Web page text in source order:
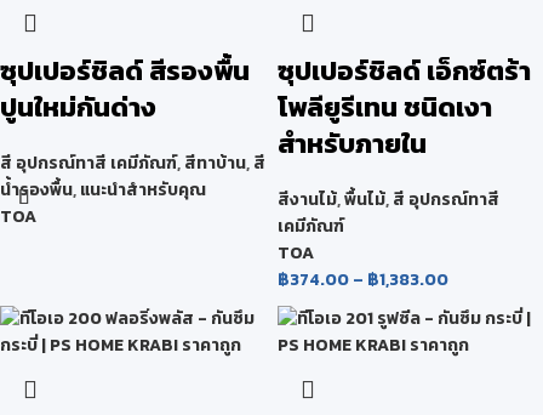
ซุปเปอร์ชิลด์ สีรองพื้น
ปูนใหม่กันด่าง
สี อุปกรณ์ทาสี เคมีภัณฑ์,สีทาบ้าน,สี
น้ำรองพื้น,แนะนำสำหรับคุณ
TOA
ซุปเปอร์ชิลด์ เอ็กซ์ตร้า
โพลียูรีเทน ชนิดเงา
สำหรับภายใน
สีงานไม้,พื้นไม้,สี อุปกรณ์ทาสี
เคมีภัณฑ์
TOA
฿374.00– ฿1,383.00